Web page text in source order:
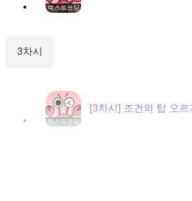
텍스트코딩
3차시
텍스트코딩
[3차시] 조건의 탑 오르